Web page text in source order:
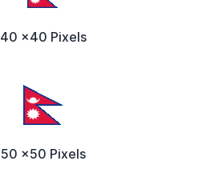
40 x40 Pixels
50 x50 Pixels